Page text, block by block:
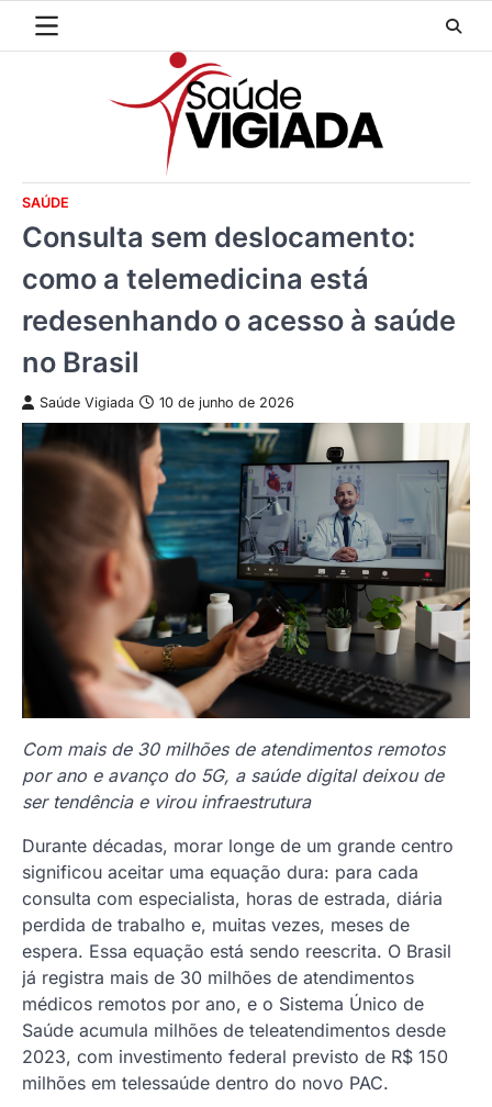
SAÚDE
Consulta sem deslocamento:
como a telemedicina está
redesenhando o acesso à saúde
no Brasil
Saúde Vigiada 10 de junho de 2026
Com mais de 30 milhões de atendimentos remotos
por ano e avanço do 5G, a saúde digital deixou de
ser tendência e virou infraestrutura
Durante décadas, morar longe de um grande centro
significou aceitar uma equação dura: para cada
consulta com especialista, horas de estrada, diária
perdida de trabalho e, muitas vezes, meses de
espera. Essa equação está sendo reescrita. O Brasil
já registra mais de 30 milhões de atendimentos
médicos remotos por ano, e o Sistema Único de
Saúde acumula milhões de teleatendimentos desde
2023, com investimento federal previsto de R$ 150
milhões em telessaúde dentro do novo PAC.